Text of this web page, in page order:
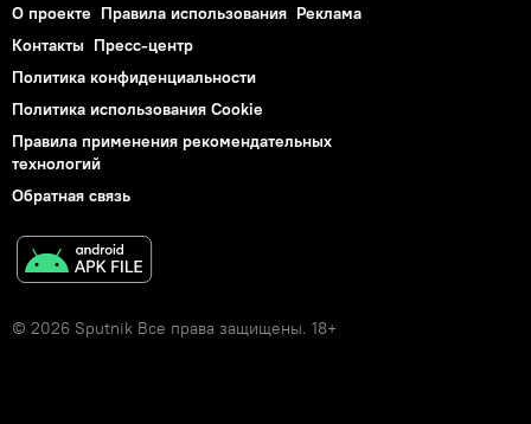
О проекте Правила использования Реклама
Контакты Пресс-центр
Политика конфиденциальности
Политика использования Cookie
Правила применения рекомендательных
технологий
Обратная связь
© 2026 Sputnik Все права защищены. 18+